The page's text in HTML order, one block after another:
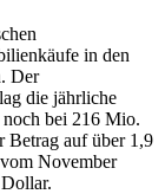
in den
Der
die jährliche
bei 216 Mio.
Betrag auf über 1,9
November